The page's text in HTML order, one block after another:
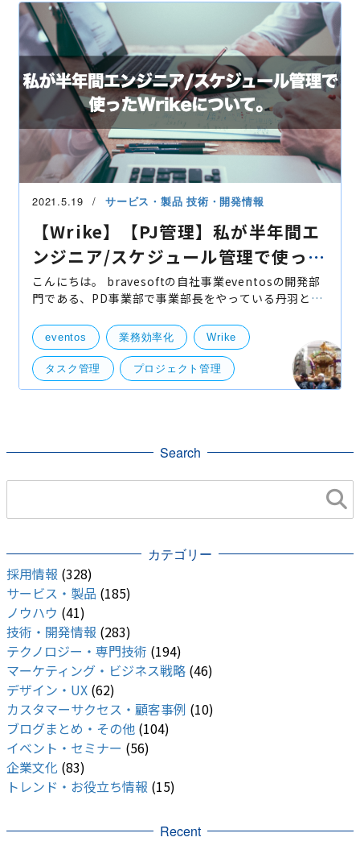
2021.5.19 サービス・製品技術・開発情報
【Wrike】【PJ管理】私が半年間エ
ンジニア/スケジュール管理で使った
Wrikeについて。
こんにちは。 bravesoftの自社事業eventosの開発部
門である、PD事業部で事業部長をやっている丹羽と言
す。 先日の第29回東京ノービスボディビル選手権大会
でのなか
eventos 業務効率化 Wrike
タスク管理 プロジェクト管理
Search
カテゴリー
採用情報 (328)
サービス・製品 (185)
ノウハウ (41)
技術・開発情報 (283)
テクノロジー・専門技術 (194)
マーケティング・ビジネス戦略 (46)
デザイン・UX (62)
カスタマーサクセス・顧客事例 (10)
ブログまとめ・その他 (104)
イベント・セミナー (56)
企業文化 (83)
トレンド・お役立ち情報 (15)
Recent